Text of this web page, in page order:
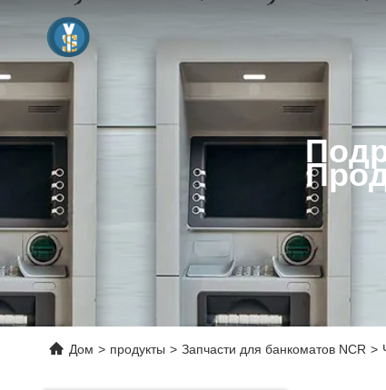
Дом > продукты > Запчасти для банкоматов NCR >